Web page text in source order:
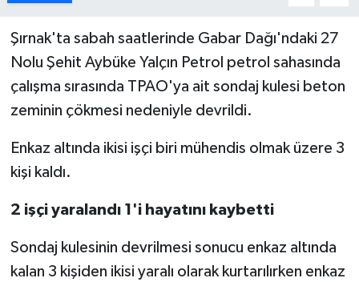
Şırnak'ta sabah saatlerinde Gabar Dağı'ndaki 27
Nolu Şehit Aybüke Yalçın Petrol petrol sahasında
çalışma sırasında TPAO'ya ait sondaj kulesi beton
zeminin çökmesi nedeniyle devrildi.
Enkaz altında ikisi işçi biri mühendis olmak üzere 3
kişi kaldı.
2 işçi yaralandı 1'i hayatını kaybetti
Sondaj kulesinin devrilmesi sonucu enkaz altında
kalan 3 kişiden ikisi yaralı olarak kurtarılırken enkaz